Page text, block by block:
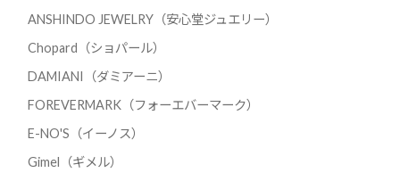
ANSHINDO JEWELRY（安心堂ジュエリー）
Chopard（ショパール）
DAMIANI（ダミアーニ）
FOREVERMARK（フォーエバーマーク）
E-NO'S（イーノス）
Gimel（ギメル）